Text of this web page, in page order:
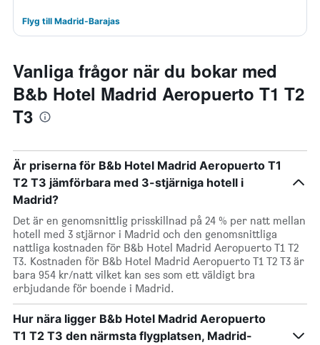
Flyg till Madrid-Barajas
Vanliga frågor när du bokar med
B&b Hotel Madrid Aeropuerto T1 T2
T3
Är priserna för B&b Hotel Madrid Aeropuerto T1
T2 T3 jämförbara med 3-stjärniga hotell i
Madrid?
Det är en genomsnittlig prisskillnad på 24 % per natt mellan
hotell med 3 stjärnor i Madrid och den genomsnittliga
nattliga kostnaden för B&b Hotel Madrid Aeropuerto T1 T2
T3. Kostnaden för B&b Hotel Madrid Aeropuerto T1 T2 T3 är
bara 954 kr/natt vilket kan ses som ett väldigt bra
erbjudande för boende i Madrid.
Hur nära ligger B&b Hotel Madrid Aeropuerto
T1 T2 T3 den närmsta flygplatsen, Madrid-